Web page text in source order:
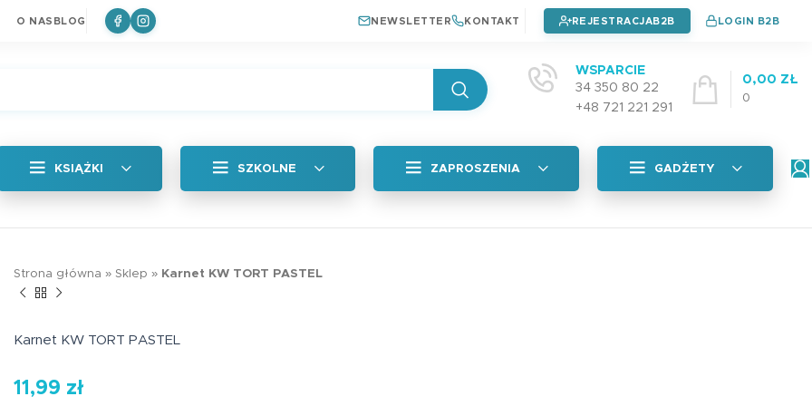
O NAS BLOG NEWSLETTER KONTAKT REJESTRACJA LOGIN B2B
WSPARCIE
34 350 80 22
+48 721 221 291
0
0,00 ZŁ
do książek
Królik
KSIĄŻKI SZKOLNE ZAPROSZENIA GADŻETY
Strona główna » Sklep » Karnet KW TORT PASTEL
Karnet KW TORT PASTEL
11,99 zł